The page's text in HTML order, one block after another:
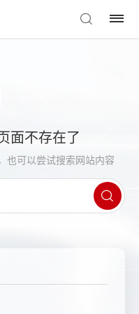
面不存在了
也可以尝试搜索网站内容